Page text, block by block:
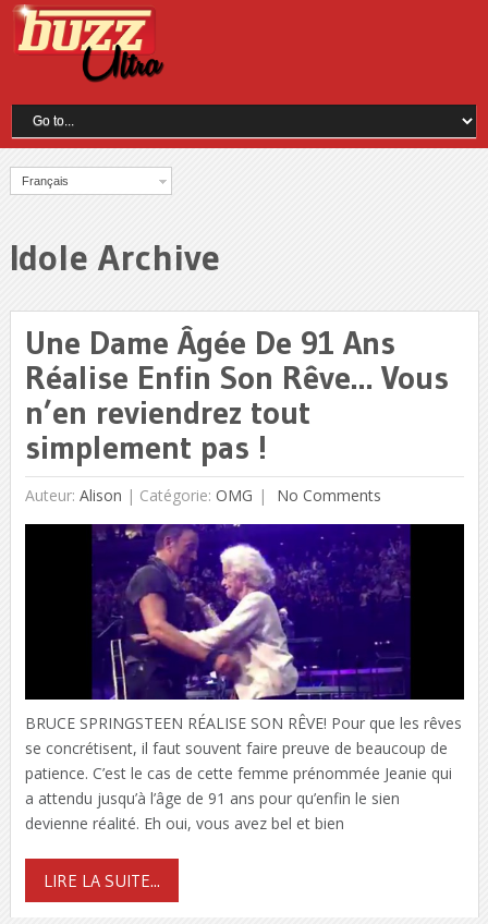
Français
Idole Archive
Une Dame Âgée De 91 Ans
Réalise Enfin Son Rêve… Vous
n’en reviendrez tout
simplement pas !
Auteur: Alison | Catégorie: OMG No Comments
BRUCE SPRINGSTEEN RÉALISE SON RÊVE! Pour que les rêves
se concrétisent, il faut souvent faire preuve de beaucoup de
patience. C’est le cas de cette femme prénommée Jeanie qui
a attendu jusqu’à l’âge de 91 ans pour qu’enfin le sien
devienne réalité. Eh oui, vous avez bel et bien
LIRE LA SUITE...